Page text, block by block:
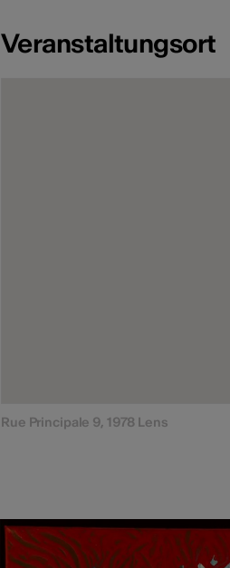
Veranstaltungsort
Rue Principale 9, 1978 Lens